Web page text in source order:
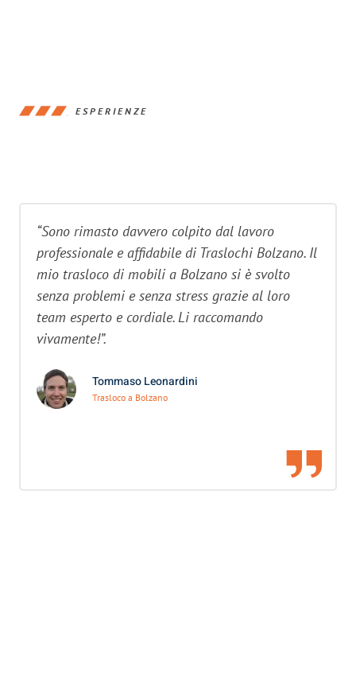
ESPERIENZE
“Sono rimasto davvero colpito dal lavoro
professionale e affidabile di Traslochi Bolzano. Il
mio trasloco di mobili a Bolzano si è svolto
senza problemi e senza stress grazie al loro
team esperto e cordiale. Li raccomando
vivamente!”.
Tommaso Leonardini
Trasloco a Bolzano